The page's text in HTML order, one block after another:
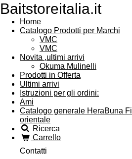
Baitstoreitalia.it
Home
Catalogo Prodotti per Marchi
VMC
VMC
Novita ,ultimi arrivi
Okuma Mulinelli
Prodotti in Offerta
Ultimi arrivi
Istruzioni per gli ordini:
Ami
Catalogo generale HeraBuna
orientale
Ricerca
Carrello
Contatti